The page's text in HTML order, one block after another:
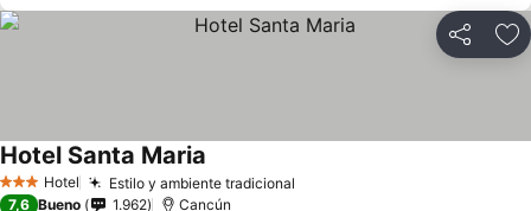
Compartir
3 Estrellas
Hotel Estilo y ambiente tradicional
Hotel Santa Maria
7,6 Bueno 1.962 Cancún